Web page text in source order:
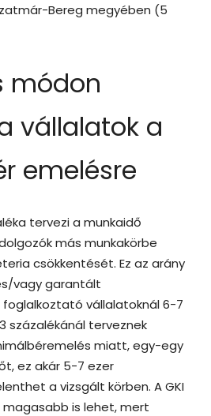
Bereg megyében (5
módon
vállalatok a
emelésre
tervezi a munkaidő
más munkakörbe
csökkentését. Ez az arány
vagy garantált
vállalatoknál 6-7
százalékánál terveznek
miatt, egy-egy
ez akár 5-7 ezer
a vizsgált körben. A GKI
is lehet, mert